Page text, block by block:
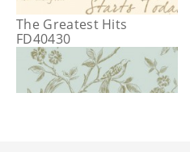
The Greatest Hits
FD40430